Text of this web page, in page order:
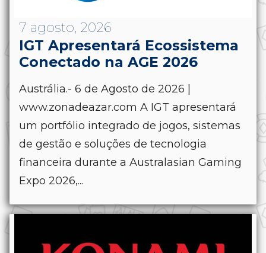
7 agosto, 2026
IGT Apresentará Ecossistema
Conectado na AGE 2026
Austrália.- 6 de Agosto de 2026 |
www.zonadeazar.com A IGT apresentará
um portfólio integrado de jogos, sistemas
de gestão e soluções de tecnologia
financeira durante a Australasian Gaming
Expo 2026,...